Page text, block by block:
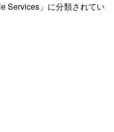
Services」に分類されてい